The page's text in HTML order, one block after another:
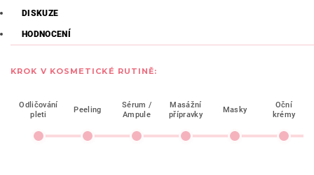
DISKUZE
HODNOCENÍ
KROK V KOSMETICKÉ RUTINĚ:
Odličování
pleti
Peeling
Sérum /
Ampule
Masážní
přípravky
Masky
Oční
krémy